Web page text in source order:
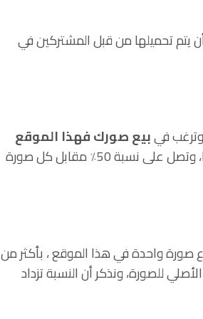
يتم تحميلها من قبل المشتركين في
فيبيع صورك فهذا الموقع
، يتم بيع الصور في هذا الموقع تقريبا ب 10$ للصورة حسب جودتها، وتصل على نسبة 50٪ مقابل كل صورة
صورة واحدة في هذا الموقع ، بأكثر من
ويمكنك الحصول على نسبة 25٪ من الثمن الأصلي للصورة، ونذكر أن النسبة تزداد